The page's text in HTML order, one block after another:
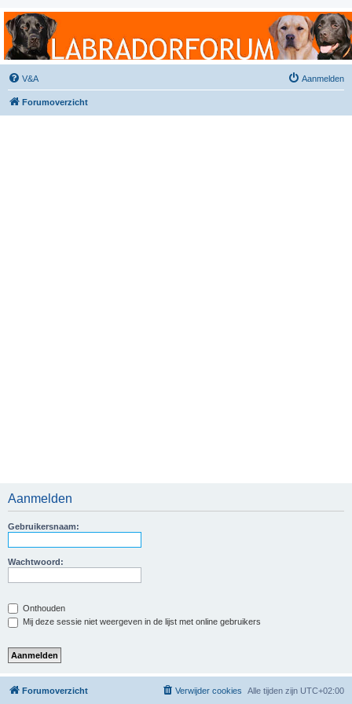
Labradorforum
Het gezelligste Labradorforum van Nederland en België!
V&A Aanmelden
Forumoverzicht
Aanmelden
Gebruikersnaam:
Wachtwoord:
Onthouden
Mij deze sessie niet weergeven in de lijst met online gebruikers
Forumoverzicht Alle tijden zijn UTC+02:00
Verwijder cookies